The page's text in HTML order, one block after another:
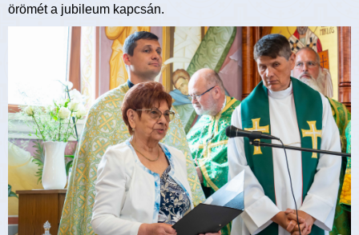
örömét a jubileum kapcsán.